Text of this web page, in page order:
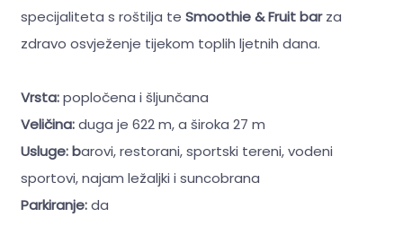
specijaliteta s roštilja te Smoothie & Fruit barza
zdravo osvježenje tijekom toplih ljetnih dana.
Vrsta:popločena i šljunčana
Veličina:duga je 622 m, a široka 27 m
Usluge: barovi, restorani, sportski tereni, vodeni
sportovi, najam ležaljki i suncobrana
Parkiranje:da